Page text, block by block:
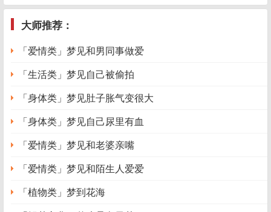
大师推荐：
「爱情类」梦见和男同事做爱
「生活类」梦见自己被偷拍
「身体类」梦见肚子胀气变很大
「身体类」梦见自己尿里有血
「爱情类」梦见和老婆亲嘴
「爱情类」梦见和陌生人爱爱
「植物类」梦到花海